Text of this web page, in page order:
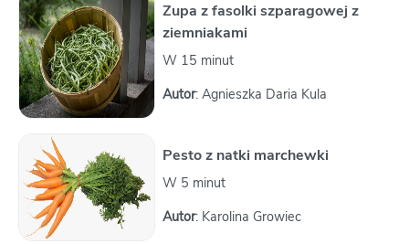
Zupa z fasolki szparagowej z
ziemniakami
W 15 minut
Autor: Agnieszka Daria Kula
Pesto z natki marchewki
W 5 minut
Autor: Karolina Growiec